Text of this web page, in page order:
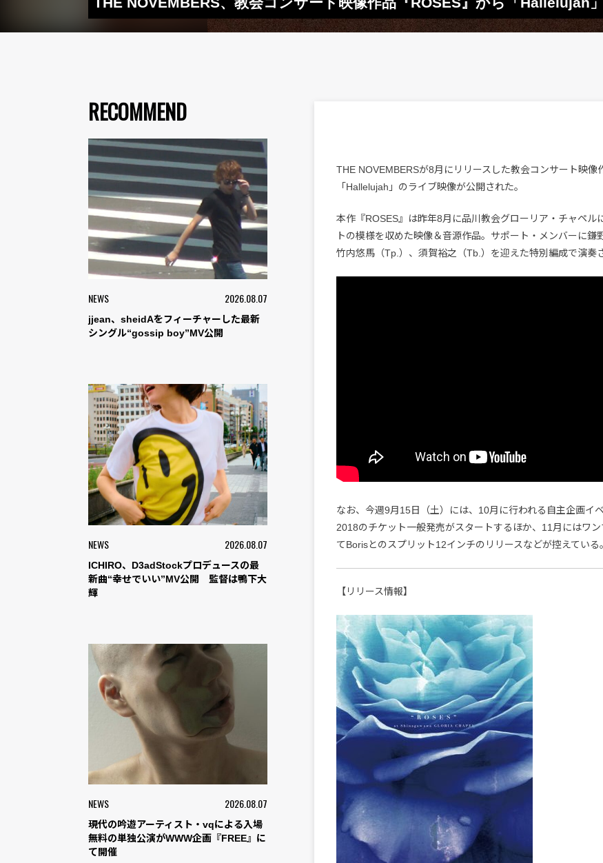
RECOMMEND
NEWS 2026.08.07
jjean、sheidAをフィーチャーした最新
シングル“gossip boy”MV公開
NEWS 2026.08.07
ICHIRO、D3adStockプロデュースの最
新曲“幸せでいい”MV公開 監督は鴨下大
輝
NEWS 2026.08.07
現代の吟遊アーティスト・vqによる入場
無料の単独公演がWWW企画『FREE』に
て開催
THE NOVEMBERSが8月にリリースした教会コンサート映像
「Hallelujah」のライブ映像が公開された。
本作『ROSES』は昨年8月に品川教会グローリア・チャペル
トの模様を収めた映像＆音源作品。サポート・メンバーに鎌
竹内悠馬（Tp.）、須賀裕之（Tb.）を迎えた特別編成で演奏
なお、今週9月15日（土）には、10月に行われる自主企画イ
2018のチケット一般発売がスタートするほか、11月にはワ
てBorisとのスプリット12インチのリリースなどが控えている。
【リリース情報】